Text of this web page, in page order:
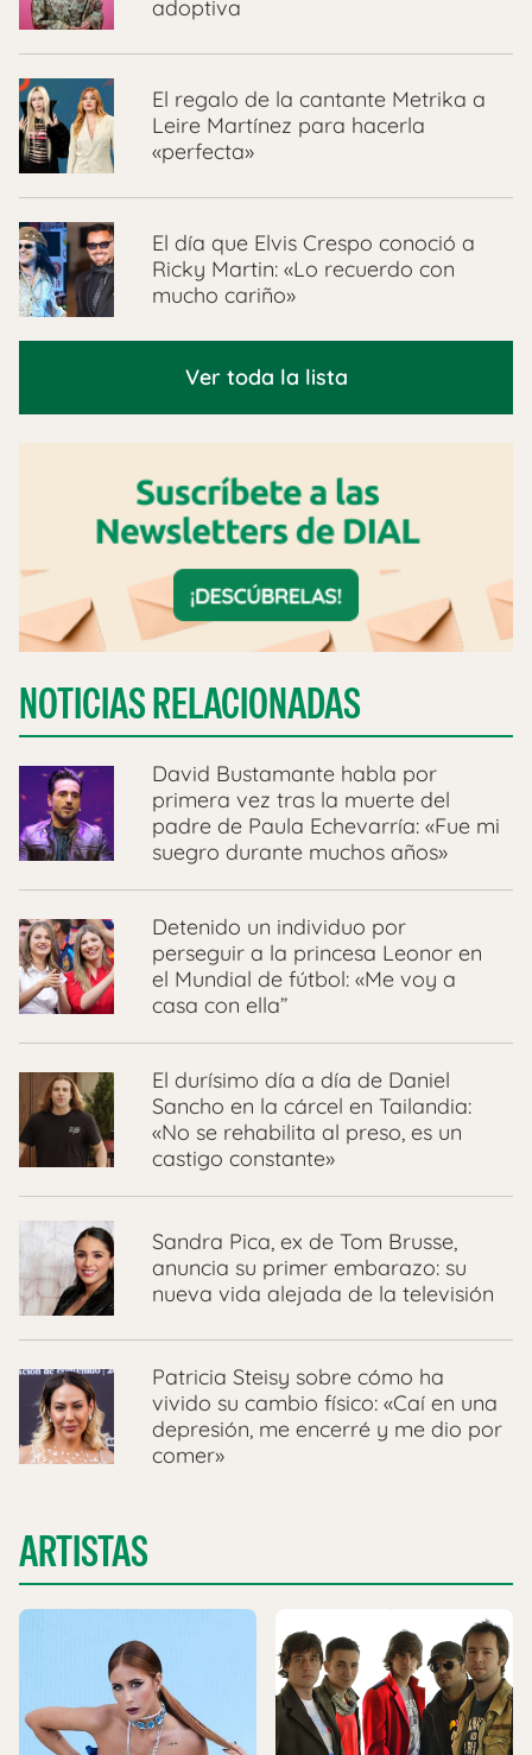
adoptiva
El regalo de la cantante Metrika a
Leire Martínez para hacerla
«perfecta»
El día que Elvis Crespo conoció a
Ricky Martin: «Lo recuerdo con
mucho cariño»
Ver toda la lista
NOTICIAS RELACIONADAS
David Bustamante habla por
primera vez tras la muerte del
padre de Paula Echevarría: «Fue mi
suegro durante muchos años»
Detenido un individuo por
perseguir a la princesa Leonor en
el Mundial de fútbol: «Me voy a
casa con ella”
El durísimo día a día de Daniel
Sancho en la cárcel en Tailandia:
«No se rehabilita al preso, es un
castigo constante»
Sandra Pica, ex de Tom Brusse,
anuncia su primer embarazo: su
nueva vida alejada de la televisión
Patricia Steisy sobre cómo ha
vivido su cambio físico: «Caí en una
depresión, me encerré y me dio por
comer»
ARTISTAS